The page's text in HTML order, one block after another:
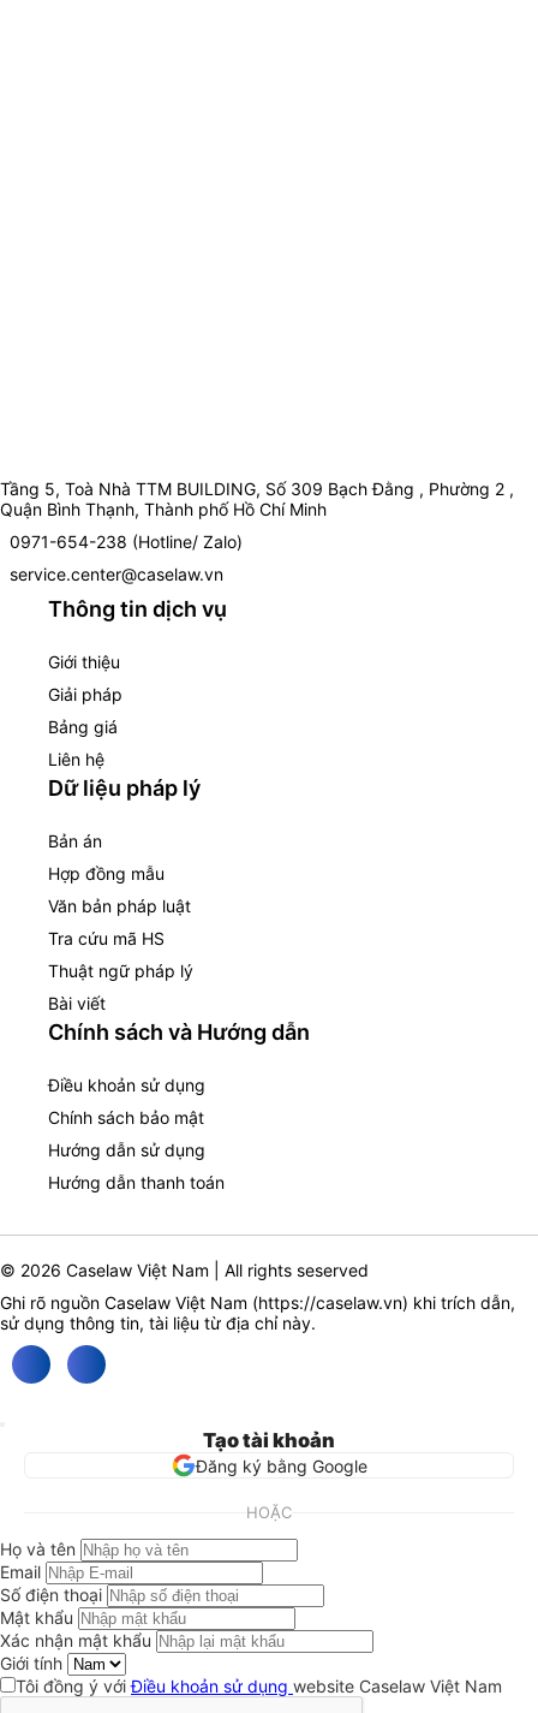
Tầng 5, Toà Nhà TTM BUILDING, Số 309 Bạch Đằng , Phường 2 ,
Quận Bình Thạnh, Thành phố Hồ Chí Minh
0971-654-238 (Hotline/ Zalo)
service.center@caselaw.vn
Thông tin dịch vụ
Giới thiệu
Giải pháp
Bảng giá
Liên hệ
Dữ liệu pháp lý
Bản án
Hợp đồng mẫu
Văn bản pháp luật
Tra cứu mã HS
Thuật ngữ pháp lý
Bài viết
Chính sách và Hướng dẫn
Điều khoản sử dụng
Chính sách bảo mật
Hướng dẫn sử dụng
Hướng dẫn thanh toán
© 2026 Caselaw Việt Nam | All rights seserved
Ghi rõ nguồn Caselaw Việt Nam (https://caselaw.vn) khi trích dẫn,
sử dụng thông tin, tài liệu từ địa chỉ này.
Tạo tài khoản
Đăng ký bằng Google
HOẶC
Họ và tên
Email
Số điện thoại
Mật khẩu
Xác nhận mật khẩu
Giới tính
Tôi đồng ý vớiĐiều khoản sử dụng website Caselaw Việt Nam